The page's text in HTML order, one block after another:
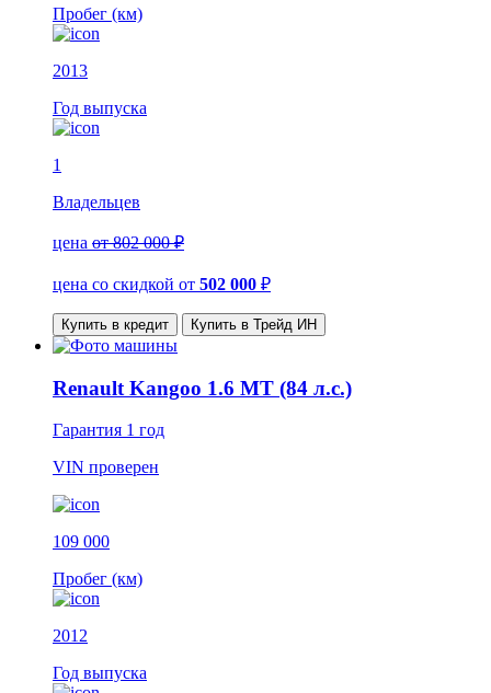
Пробег (км)
2013
Год выпуска
1
Владельцев
цена от 802 000 ₽
цена со скидкой от 502 000 ₽
Купить в кредит Купить в Трейд ИН
Renault Kangoo 1.6 MT (84 л.с.)
Гарантия 1 год
VIN проверен
109 000
Пробег (км)
2012
Год выпуска